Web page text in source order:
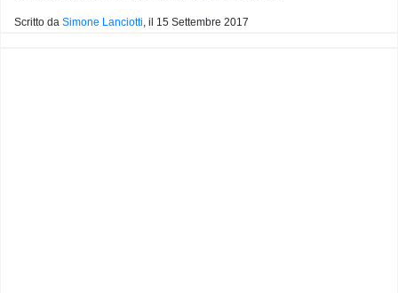
Scritto da Simone Lanciotti, il 15 Settembre 2017